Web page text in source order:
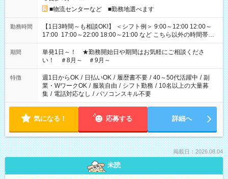
■物流センターなど ■勤務地選べます
勤務時間
【1日3時間～も相談OK!】 ＜シフト例＞ 9:00～12:00 12:00～
17:00 17:00～22:00 18:00～21:00 など こちら以外の時間帯も
お気軽にご相談ください！
期間
単発1日～！ ★勤務開始日や期間はお気軽にご相談くださ
い！ ＃8月～ ＃9月～
特徴 週1日からOK / 日払いOK / 履歴書不要 / 40～50代活躍中 / 副
業・WワークOK / 服装自由 / シフト勤務 / 10名以上の大量募
集 / 電話対応なし / パソコンスキル不要
気になる！ 応募する 詳細へ
掲載日：2026.08.04
未読